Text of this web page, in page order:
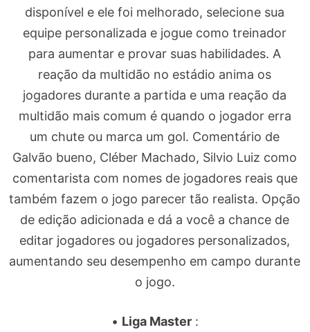
disponível e ele foi melhorado, selecione sua
equipe personalizada e jogue como treinador
para aumentar e provar suas habilidades. A
reação da multidão no estádio anima os
jogadores durante a partida e uma reação da
multidão mais comum é quando o jogador erra
um chute ou marca um gol. Comentário de
Galvão bueno, Cléber Machado, Silvio Luiz como
comentarista com nomes de jogadores reais que
também fazem o jogo parecer tão realista. Opção
de edição adicionada e dá a você a chance de
editar jogadores ou jogadores personalizados,
aumentando seu desempenho em campo durante
o jogo.
• Liga Master: